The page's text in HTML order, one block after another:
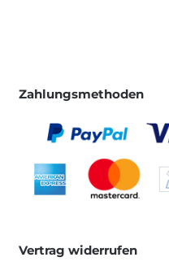
Zahlungsmethoden
Vertrag widerrufen